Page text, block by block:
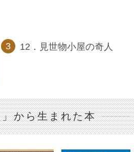
12．見世物小屋の奇人
から生まれた本